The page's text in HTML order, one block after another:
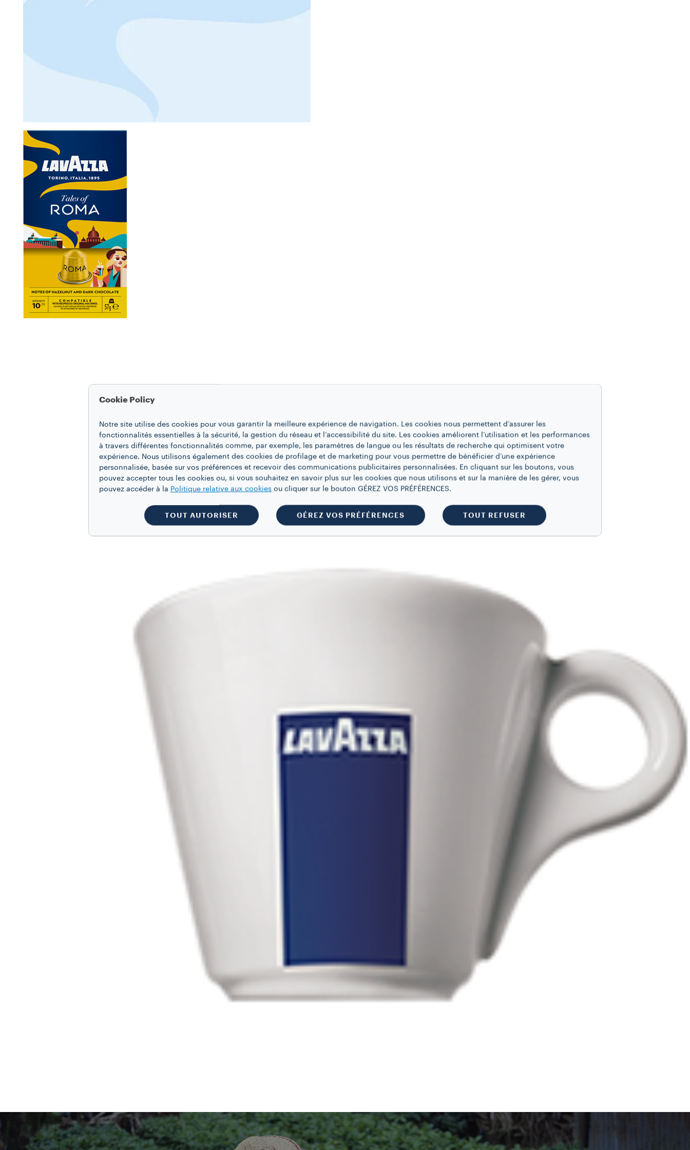
Cookie Policy
Notre site utilise des cookies pour vous garantir la meilleure expérience de navigation. Les cookies nous permettent d’assurer les
fonctionnalités essentielles à la sécurité, la gestion du réseau et l’accessibilité du site. Les cookies améliorent l’utilisation et les performances
à travers différentes fonctionnalités comme, par exemple, les paramètres de langue ou les résultats de recherche qui optimisent votre
expérience. Nous utilisons également des cookies de profilage et de marketing pour vous permettre de bénéficier d’une expérience
personnalisée, basée sur vos préférences et recevoir des communications publicitaires personnalisées. En cliquant sur les boutons, vous
pouvez accepter tous les cookies ou, si vous souhaitez en savoir plus sur les cookies que nous utilisons et sur la manière de les gérer, vous
pouvez accéder à la Politique relative aux cookies ou cliquer sur le bouton GÉREZ VOS PRÉFÉRENCES.
TOUT AUTORISER GÉREZ VOS PRÉFÉRENCES TOUT REFUSER